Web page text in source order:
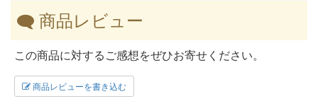
商品レビュー
この商品に対するご感想をぜひお寄せください。
商品レビューを書き込む